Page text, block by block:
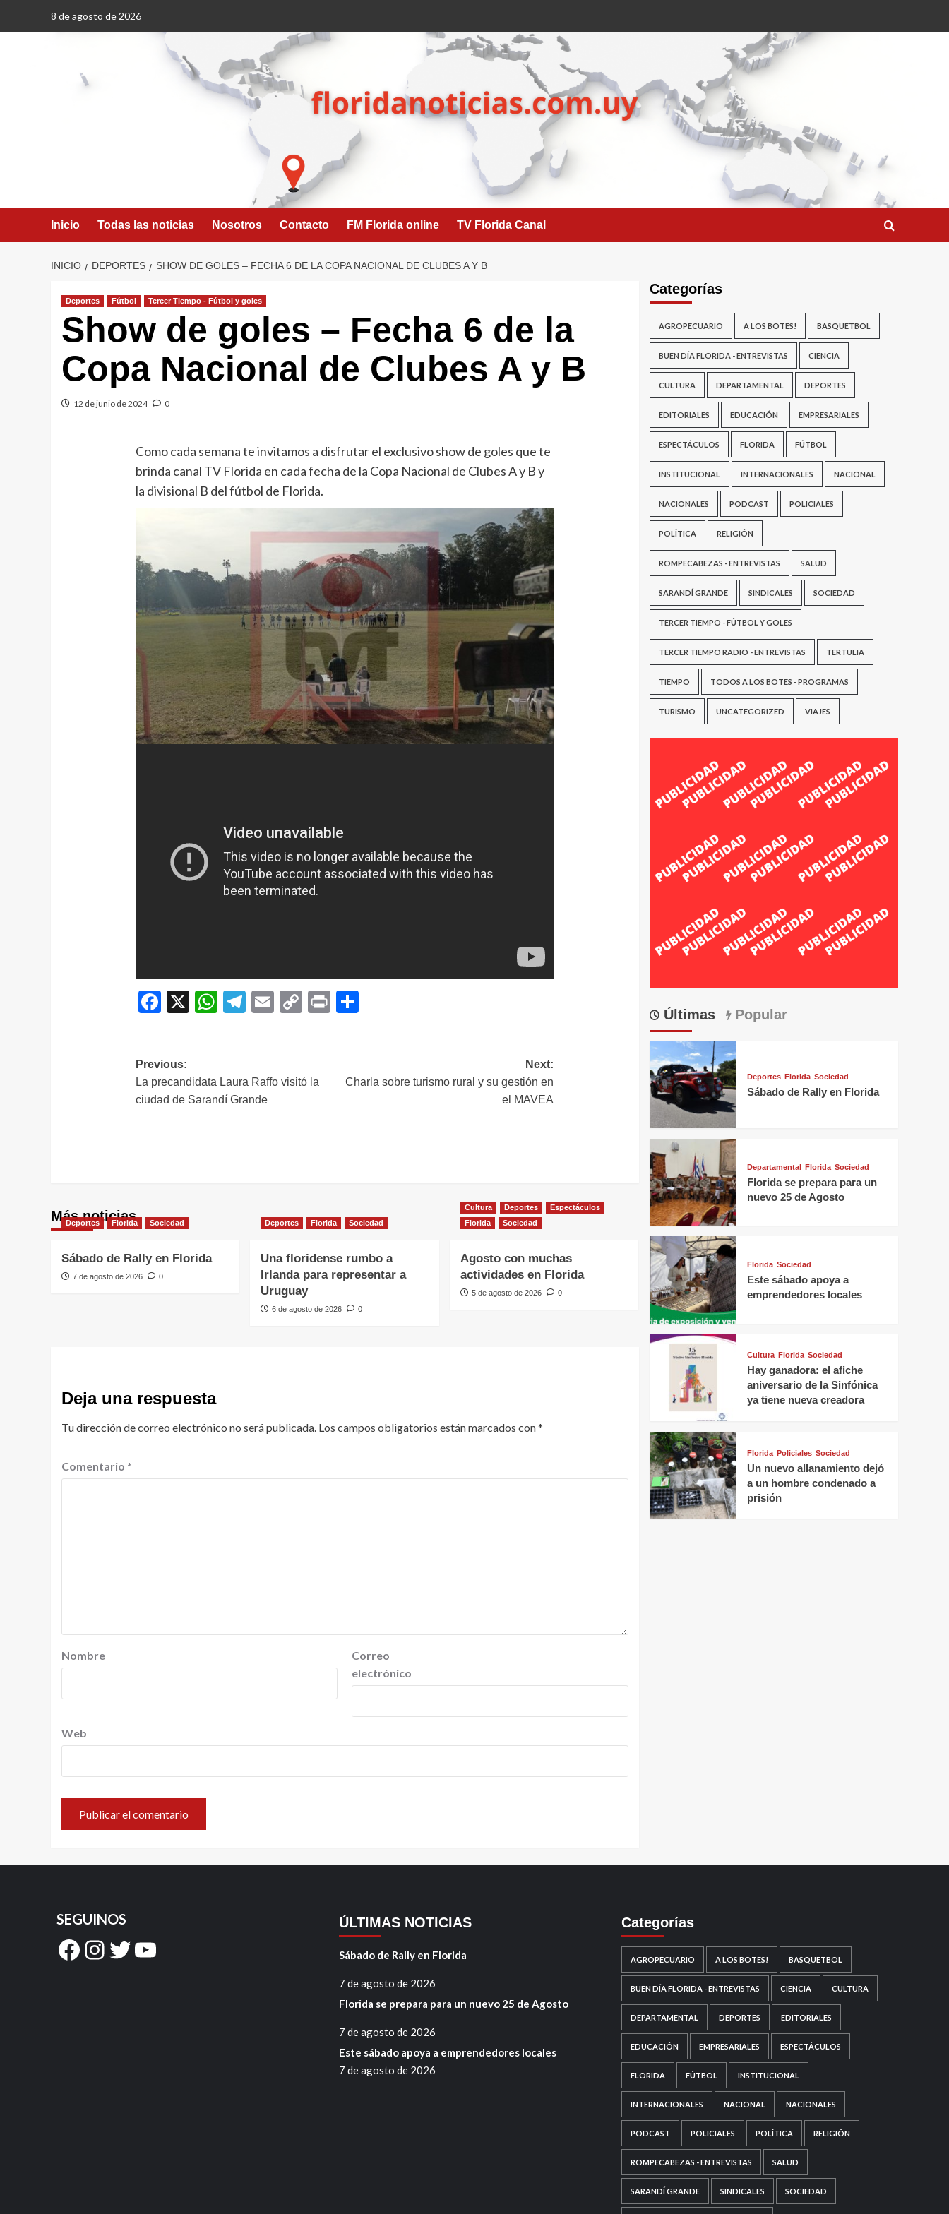
8 de agosto de 2026
Inicio Todas las noticias Nosotros Contacto FM Florida online TV Florida Canal
INICIO DEPORTES SHOW DE GOLES – FECHA 6 DE LA COPA NACIONAL DE CLUBES A Y B
Deportes Fútbol Tercer Tiempo - Fútbol y goles
Show de goles – Fecha 6 de la
Copa Nacional de Clubes A y B
12 de junio de 2024 0
Como cada semana te invitamos a disfrutar el exclusivo show de goles que te
brinda canal TV Florida en cada fecha de la Copa Nacional de Clubes A y B y
la divisional B del fútbol de Florida.
Facebook
X WhatsApp
Telegram
EmailCopyPrint
Navegación
de
Previous:
La precandidata Laura Raffo visitó la
ciudad de Sarandí Grande
Next:
Charla sobre turismo rural y su gestión en
el MAVEA
Más noticias
Deportes Florida Sociedad
Sábado de Rally en Florida
7 de agosto de 2026 0
Deportes Florida Sociedad
Una floridense rumbo a
Irlanda para representar a
Uruguay
6 de agosto de 2026 0
Cultura Deportes
Espectáculos
Florida
Sociedad
Agosto con muchas
actividades en Florida
5 de agosto de 2026 0
Deja una respuesta
Tu dirección de correo electrónico no será publicada. Los campos obligatorios están marcados con*
Comentario *
Nombre
Correo
electrónico
Web
Categorías
AGROPECUARIO A LOS BOTES! BASQUETBOL
BUEN DÍA FLORIDA - ENTREVISTAS CIENCIA
CULTURA DEPARTAMENTAL DEPORTES
EDITORIALES EDUCACIÓN EMPRESARIALES
ESPECTÁCULOS FLORIDA FÚTBOL
INSTITUCIONAL INTERNACIONALES NACIONAL
NACIONALES PODCAST POLICIALES
POLÍTICA RELIGIÓN
ROMPECABEZAS - ENTREVISTAS SALUD
SARANDÍ GRANDE SINDICALES SOCIEDAD
TERCER TIEMPO - FÚTBOL Y GOLES
TERCER TIEMPO RADIO - ENTREVISTAS TERTULIA
TIEMPO TODOS A LOS BOTES - PROGRAMAS
TURISMO UNCATEGORIZED VIAJES
Últimas Popular
Deportes Florida Sociedad
Sábado de Rally en Florida
Departamental Florida Sociedad
Florida se prepara para un
nuevo 25 de Agosto
Florida Sociedad
Este sábado apoya a
emprendedores locales
Cultura Florida Sociedad
Hay ganadora: el afiche
aniversario de la Sinfónica
ya tiene nueva creadora
Florida Policiales Sociedad
Un nuevo allanamiento dejó
a un hombre condenado a
prisión
SEGUINOS
Facebook
Instagram
Twitter
YouTube
ÚLTIMAS NOTICIAS
Sábado de Rally en Florida
7 de agosto de 2026
Florida se prepara para un nuevo 25 de Agosto
7 de agosto de 2026
Este sábado apoya a emprendedores locales
7 de agosto de 2026
Categorías
AGROPECUARIO A LOS BOTES! BASQUETBOL
BUEN DÍA FLORIDA - ENTREVISTAS CIENCIA CULTURA
DEPARTAMENTAL DEPORTES EDITORIALES
EDUCACIÓN EMPRESARIALES ESPECTÁCULOS
FLORIDA FÚTBOL INSTITUCIONAL
INTERNACIONALES NACIONAL NACIONALES
PODCAST POLICIALES POLÍTICA RELIGIÓN
ROMPECABEZAS - ENTREVISTAS SALUD
SARANDÍ GRANDE SINDICALES SOCIEDAD